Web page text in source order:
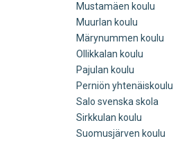
Mustamäen koulu
Muurlan koulu
Märynummen koulu
Ollikkalan koulu
Pajulan koulu
Perniön yhtenäiskoulu
Salo svenska skola
Sirkkulan koulu
Suomusjärven koulu